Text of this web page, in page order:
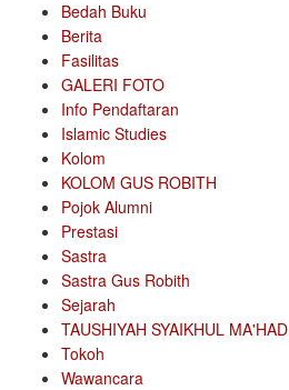
Bedah Buku
Berita
Fasilitas
GALERI FOTO
Info Pendaftaran
Islamic Studies
Kolom
KOLOM GUS ROBITH
Pojok Alumni
Prestasi
Sastra
Sastra Gus Robith
Sejarah
TAUSHIYAH SYAIKHUL MA'HAD
Tokoh
Wawancara